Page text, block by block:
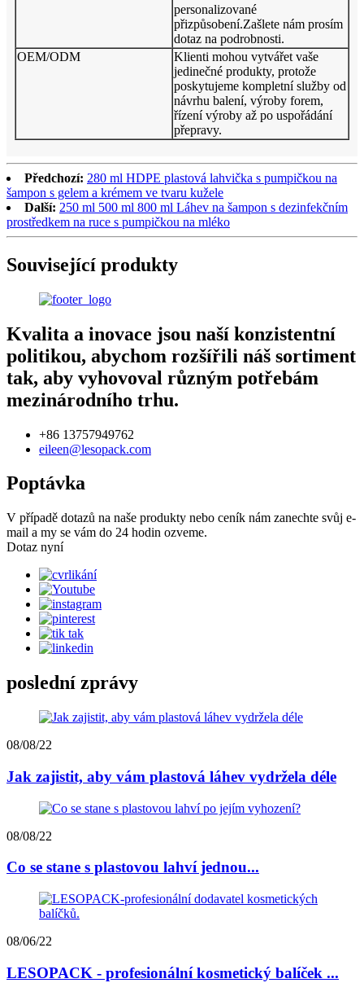
personalizované
přizpůsobení.Zašlete nám prosím
dotaz na podrobnosti.
OEM/ODM
Klienti mohou vytvářet vaše
jedinečné produkty, protože
poskytujeme kompletní služby od
návrhu balení, výroby forem,
řízení výroby až po uspořádání
přepravy.
Předchozí: 280 ml HDPE plastová lahvička s pumpičkou na
šampon s gelem a krémem ve tvaru kužele
Další: 250 ml 500 ml 800 ml Láhev na šampon s dezinfekčním
prostředkem na ruce s pumpičkou na mléko
Související produkty
Kvalita a inovace jsou naší konzistentní
politikou, abychom rozšířili náš sortiment
tak, aby vyhovoval různým potřebám
mezinárodního trhu.
+86 13757949762
eileen@lesopack.com
Poptávka
V případě dotazů na naše produkty nebo ceník nám zanechte svůj e-
mail a my se vám do 24 hodin ozveme.
Dotaz nyní
poslední zprávy
08/08/22
Jak zajistit, aby vám plastová láhev vydržela déle
08/08/22
Co se stane s plastovou lahví jednou...
08/06/22
LESOPACK - profesionální kosmetický balíček ...